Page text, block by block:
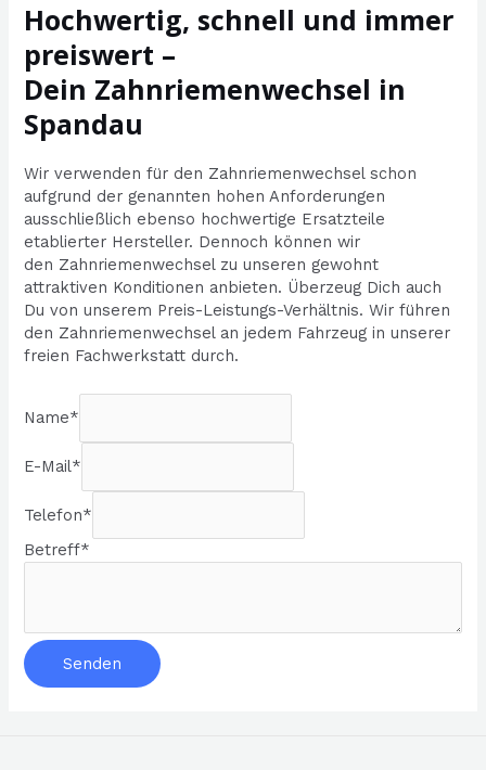
Hochwertig, schnell und immer
preiswert –
Dein Zahnriemenwechsel in
Spandau
Wir verwenden für den Zahnriemenwechsel schon
aufgrund der genannten hohen Anforderungen
ausschließlich ebenso hochwertige Ersatzteile
etablierter Hersteller. Dennoch können wir
den Zahnriemenwechsel zu unseren gewohnt
attraktiven Konditionen anbieten. Überzeug Dich auch
Du von unserem Preis-Leistungs-Verhältnis. Wir führen
den Zahnriemenwechsel an jedem Fahrzeug in unserer
freien Fachwerkstatt durch.
Name*
E-Mail*
Telefon*
Betreff*
Senden